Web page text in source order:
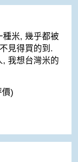
種米, 幾乎都被
見得買的到.
, 我想台灣米的
價)